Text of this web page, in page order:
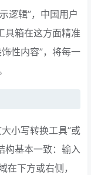
逻辑”，中国用户
具箱在这方面精准
性内容”，将每一
小写转换工具”或
构基本一致：输入
在下方或右侧，